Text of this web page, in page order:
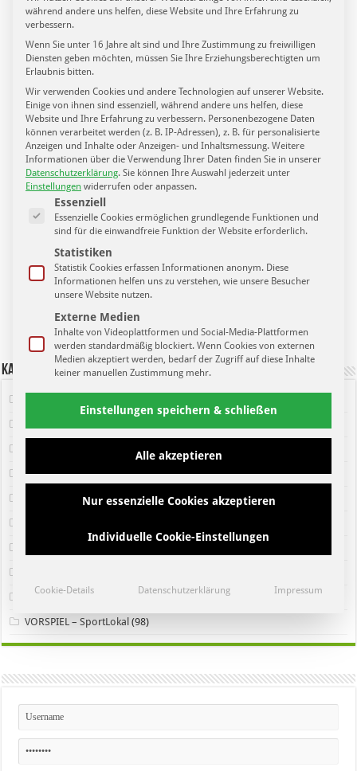
Sportpunkt – Folge 94. u.a. mit Thomas Löwe zur
Meisterschaft vom 1. FC Lokomotive Leipzig.
16. Juni 2020
Kategorien
Letzte Sendung(109)
Neueste Sendung(102)
SportPunkt Fanmagazin (101)
VORSPIEL – SportLokal (98)
während andere uns helfen, diese Website und Ihre Erfahrung zu
verbessern.
Wenn Sie unter 16 Jahre alt sind und Ihre Zustimmung zu freiwilligen
Diensten geben möchten, müssen Sie Ihre Erziehungsberechtigten um
Erlaubnis bitten.
Wir verwenden Cookies und andere Technologien auf unserer Website.
Einige von ihnen sind essenziell, während andere uns helfen, diese
Website und Ihre Erfahrung zu verbessern. Personenbezogene Daten
können verarbeitet werden (z. B. IP-Adressen), z. B. für personalisierte
Anzeigen und Inhalte oder Anzeigen- und Inhaltsmessung. Weitere
Informationen über die Verwendung Ihrer Daten finden Sie in unserer
Datenschutzerklärung. Sie können Ihre Auswahl jederzeit unter
Einstellungen widerrufen oder anpassen.
Es folgt eine Liste der Service-Gruppen, für die eine Einwilligung
Essenziell
Essenzielle Cookies ermöglichen grundlegende Funktionen und
sind für die einwandfreie Funktion der Website erforderlich.
Statistiken
Statistik Cookies erfassen Informationen anonym. Diese
Informationen helfen uns zu verstehen, wie unsere Besucher
unsere Website nutzen.
Externe Medien
Inhalte von Videoplattformen und Social-Media-Plattformen
werden standardmäßig blockiert. Wenn Cookies von externen
Medien akzeptiert werden, bedarf der Zugriff auf diese Inhalte
keiner manuellen Zustimmung mehr.
Einstellungen speichern & schließen
Alle akzeptieren
Nur essenzielle Cookies akzeptieren
Individuelle Cookie-Einstellungen
Cookie-Details Datenschutzerklärung Impressum